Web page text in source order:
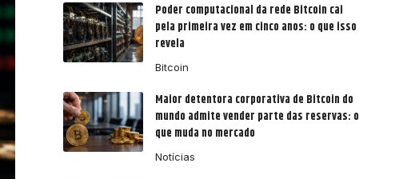
Poder computacional da rede Bitcoin cai
pela primeira vez em cinco anos: o que isso
revela
Bitcoin
Maior detentora corporativa de Bitcoin do
mundo admite vender parte das reservas: o
que muda no mercado
Notícias